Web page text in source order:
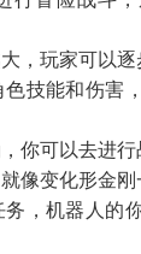
，玩家可以逐
技能和伤害
你可以去进行
像变化形金刚
，机器人的